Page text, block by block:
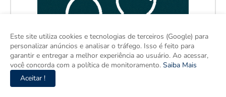
Este site utiliza cookies e tecnologias de terceiros (Google) para
personalizar anúncios e analisar o tráfego. Isso é feito para
garantir e entregar a melhor experiência ao usuário. Ao acessar,
você concorda com a política de monitoramento. Saiba Mais
Aceitar !